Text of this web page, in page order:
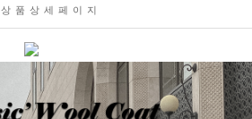
상품상세페이지